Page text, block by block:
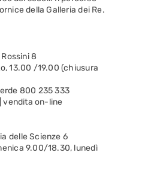
della Galleria dei Re.
8
13.00 /19.00 (chiusura
800 235 333
vendita on-line
delle Scienze 6
9.00/18.30, lunedì